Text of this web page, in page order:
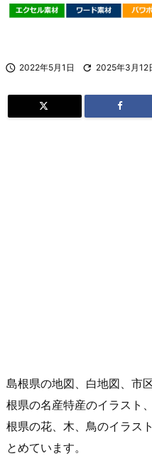
 2022年5月1日  2025年3月12
島根県の地図、白地図、市
根県の名産特産のイラスト
根県の花、木、鳥のイラス
とめています。